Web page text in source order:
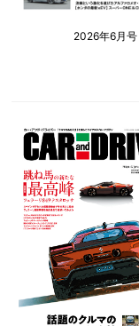
2026年6月号